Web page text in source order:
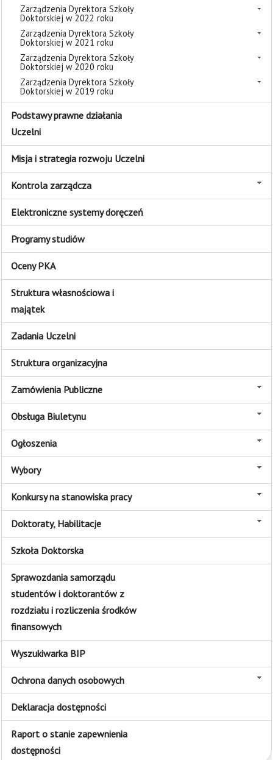
Zarządzenia Dyrektora Szkoły
Doktorskiej w 2022 roku
Zarządzenia Dyrektora Szkoły
Doktorskiej w 2021 roku
Zarządzenia Dyrektora Szkoły
Doktorskiej w 2020 roku
Zarządzenia Dyrektora Szkoły
Doktorskiej w 2019 roku
Podstawy prawne działania
Uczelni
Misja i strategia rozwoju Uczelni
Kontrola zarządcza
Elektroniczne systemy doręczeń
Programy studiów
Oceny PKA
Struktura własnościowa i
majątek
Zadania Uczelni
Struktura organizacyjna
Zamówienia Publiczne
Obsługa Biuletynu
Ogłoszenia
Wybory
Konkursy na stanowiska pracy
Doktoraty, Habilitacje
Szkoła Doktorska
Sprawozdania samorządu
studentów i doktorantów z
rozdziału i rozliczenia środków
finansowych
Wyszukiwarka BIP
Ochrona danych osobowych
Deklaracja dostępności
Raport o stanie zapewnienia
dostępności